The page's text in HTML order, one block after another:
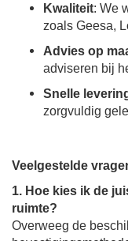
Kwaliteit: We
zoals Geesa,
Advies op
adviseren bij
Snelle
zorgvuldig
Veelgestelde
1. Hoe kies ik de
ruimte?
Overweeg de